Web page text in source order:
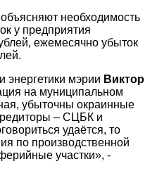
необходимость
у предприятия
ежемесячно убыток
мэрии Виктор
на муниципальном
убыточны окраинные
– СЦБК и
удаётся, то
по производственной
участки», -